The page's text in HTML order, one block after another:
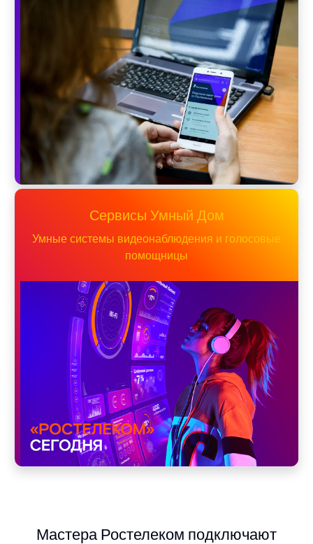
Сервисы Умный Дом
Умные системы видеонаблюдения и голосовые
помощницы
Мастера Ростелеком подключают